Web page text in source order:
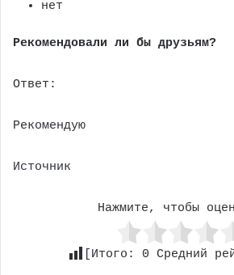
нет
Рекомендовали ли бы друзьям?
Ответ:
Рекомендую
Источник
Нажмите, чтобы
[Итого: 0 Средний